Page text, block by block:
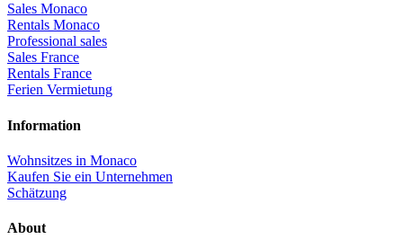
Sales Monaco
Rentals Monaco
Professional sales
Sales France
Rentals France
Ferien Vermietung
Information
Wohnsitzes in Monaco
Kaufen Sie ein Unternehmen
Schätzung
About